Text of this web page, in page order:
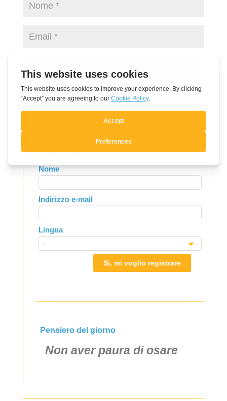
Invia commento
Iscriviti alla Newsletter
Leave
this
field
blank
Nome
Indirizzo e-mail
Lingua
Si, mi voglio registrare
Pensiero del giorno
Non aver paura di osare